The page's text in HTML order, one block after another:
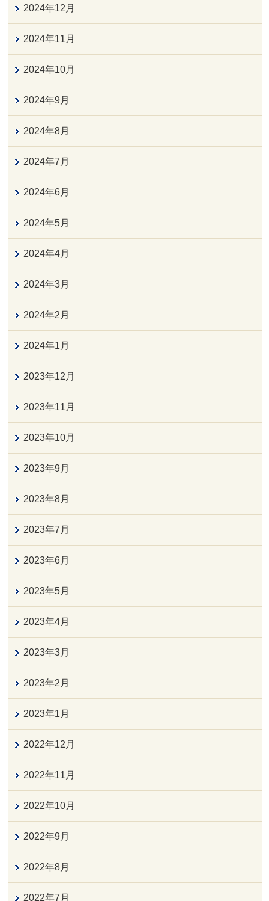
2024年12月
2024年11月
2024年10月
2024年9月
2024年8月
2024年7月
2024年6月
2024年5月
2024年4月
2024年3月
2024年2月
2024年1月
2023年12月
2023年11月
2023年10月
2023年9月
2023年8月
2023年7月
2023年6月
2023年5月
2023年4月
2023年3月
2023年2月
2023年1月
2022年12月
2022年11月
2022年10月
2022年9月
2022年8月
2022年7月